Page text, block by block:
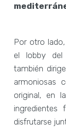
Por otro
el lobby
también
armoniosas
original, en
ingredientes
disfrutarse